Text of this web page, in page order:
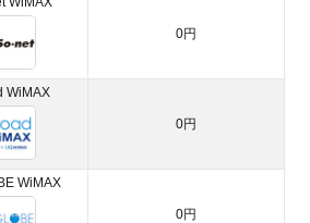
0円
WiMAX
0円
WiMAX
0円